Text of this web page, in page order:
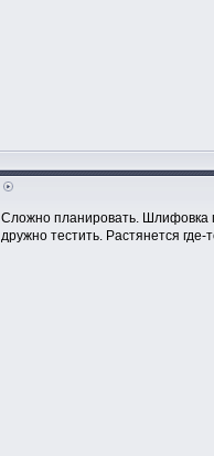
Сложно планировать. Шлифовка
дружно тестить. Растянется